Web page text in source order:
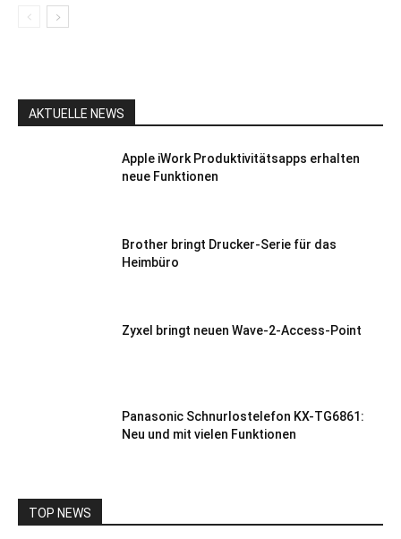
AKTUELLE NEWS
Apple iWork Produktivitätsapps erhalten
neue Funktionen
Brother bringt Drucker-Serie für das
Heimbüro
Zyxel bringt neuen Wave-2-Access-Point
Panasonic Schnurlostelefon KX-TG6861:
Neu und mit vielen Funktionen
TOP NEWS